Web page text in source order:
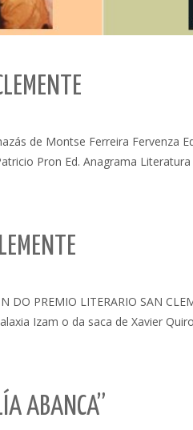
de Montse Ferreira Fervenza
Pron Ed. Anagrama
DO PREMIO LITERARIO SAN
Izam o da saca de Xavier
ABANCA”